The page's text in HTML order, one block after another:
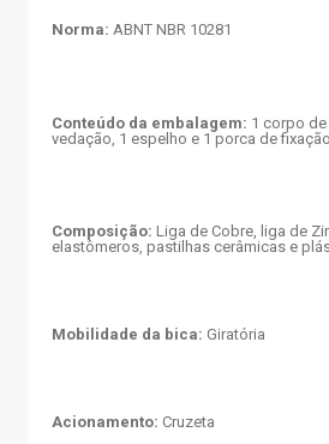
Norma: ABNT NBR 10281
Conteúdo da embalagem: 1 corpo de
vedação, 1 espelho e 1 porca de fixação.
Composição: Liga de Cobre, liga de
elastômeros, pastilhas cerâmicas e
Mobilidade da bica: Giratória
Acionamento: Cruzeta